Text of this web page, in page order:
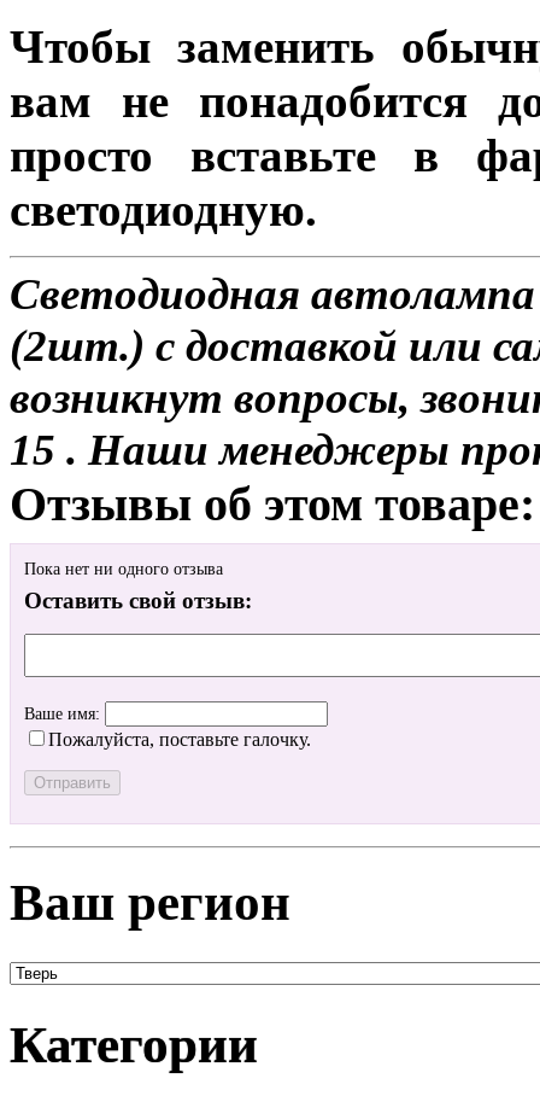
Чтобы заменить
вам не понадобится
просто вставьте в
светодиодную.
Светодиодная
(2шт.) с доставкой или
возникнут вопросы,
15 . Наши менеджеры
Отзывы об этом товаре:
Пока нет ни одного отзыва
Оставить свой отзыв:
Ваше имя:
Пожалуйста, поставьте галочку.
Ваш регион
Категории